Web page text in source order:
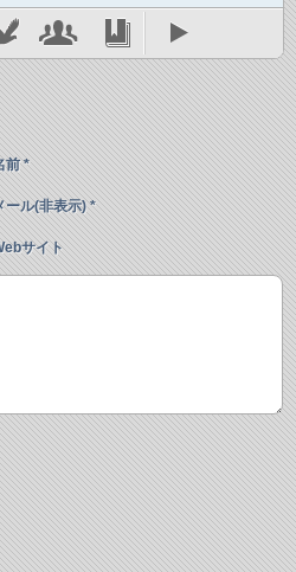
前 *
ール(非表示) *
サイト